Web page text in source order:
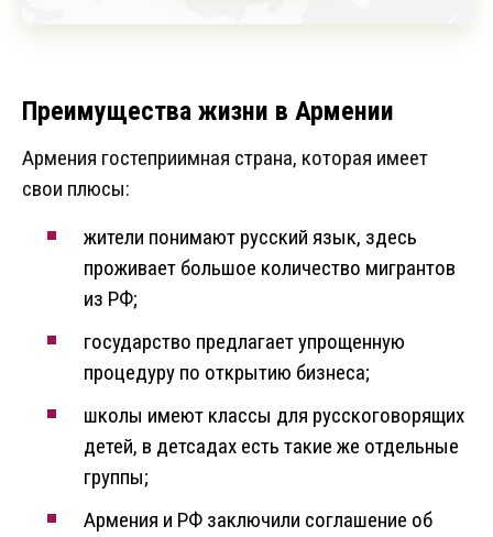
Преимущества жизни в Армении
Армения гостеприимная страна, которая имеет
свои плюсы:
жители понимают русский язык, здесь
проживает большое количество мигрантов
из РФ;
государство предлагает упрощенную
процедуру по открытию бизнеса;
школы имеют классы для русскоговорящих
детей, в детсадах есть такие же отдельные
группы;
Армения и РФ заключили соглашение об